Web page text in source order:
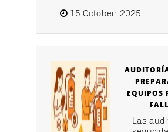
15 October, 2025
EQUIPOS
Las